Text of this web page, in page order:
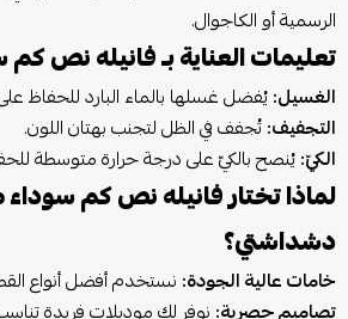
الرسمية أو الكاجوال.
تعليمات العناية بـ فانيله نص
الغسيل:يُفضل غسلها بالماء البارد للحفاظ
التجفيف:تُجفف في الظل لتجنب بهتان اللون.
الكيّ:يُنصح بالكيّ على درجة حرارة متوسطة
لماذا تختار فانيله نص كم
دشداشتي؟
خامات عالية الجودة: نستخدم أفضل أنواع
تصاميم حصرية: نوفر لك موديلات فريدة